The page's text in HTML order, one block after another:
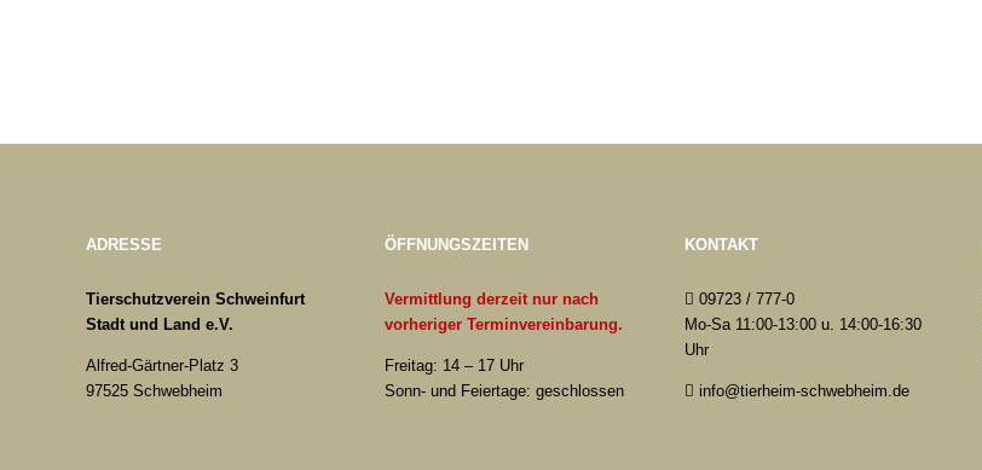
ADRESSE
Tierschutzverein Schweinfurt
Stadt und Land e.V.
Alfred-Gärtner-Platz 3
97525 Schwebheim
ÖFFNUNGSZEITEN
Vermittlung derzeit nur nach
vorheriger Terminvereinbarung.
Freitag: 14 – 17 Uhr
Sonn- und Feiertage: geschlossen
KONTAKT
09723 / 777-0
Mo-Sa 11:00-13:00 u. 14:00-16:30
Uhr
info@tierheim-schwebheim.de